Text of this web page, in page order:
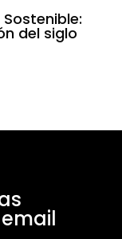
del siglo